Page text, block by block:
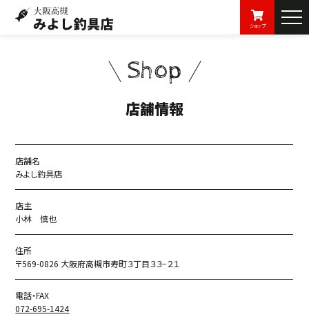
ショップ
Shop
店舗情報
店舗名
みよし釣具店
店主
小林 慎也
住所
〒569-0826 大阪府高槻市寿町３丁目３３−２１
電話・FAX
072-695-1424